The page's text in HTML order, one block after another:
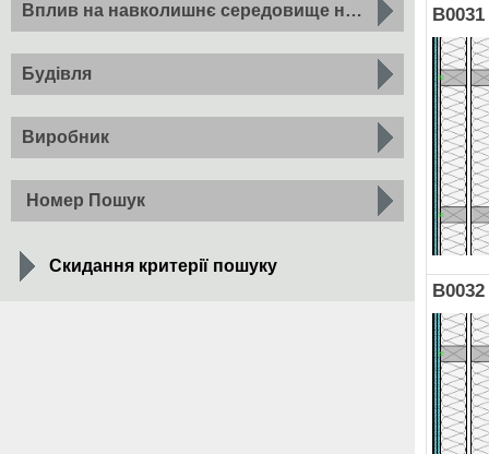
Вплив на навколишнє середовище на м компонент
Будівля
Виробник
Номер Пошук
Скидання критерії пошуку
B0031
B0032